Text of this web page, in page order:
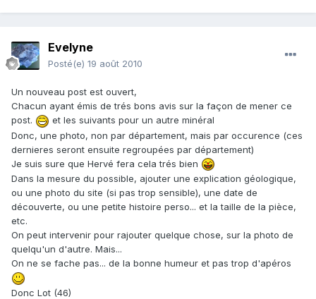
Evelyne
Posté(e) 19 août 2010
Un nouveau post est ouvert,
Chacun ayant émis de trés bons avis sur la façon de mener ce
post.
et les suivants pour un autre minéral
Donc, une photo, non par département, mais par occurence (ces
dernieres seront ensuite regroupées par département)
Je suis sure que Hervé fera cela trés bien
Dans la mesure du possible, ajouter une explication géologique,
ou une photo du site (si pas trop sensible), une date de
découverte, ou une petite histoire perso... et la taille de la pièce,
etc.
On peut intervenir pour rajouter quelque chose, sur la photo de
quelqu'un d'autre. Mais...
On ne se fache pas... de la bonne humeur et pas trop d'apéros
Donc Lot (46)